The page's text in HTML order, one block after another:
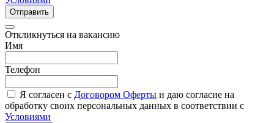
Отправить
Откликнуться на вакансию
Имя
Телефон
Я согласен с Договором Оферты и даю согласие на
обработку своих персональных данных в соответствии с
Условиями